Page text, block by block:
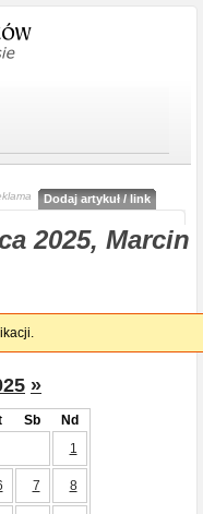
Dodaj artykuł / link
2025, Marcin
»
Sb
Nd
1
7 8